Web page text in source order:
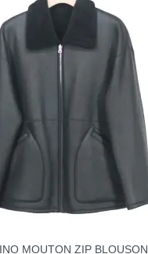
MOUTON ZIP BLOUSON